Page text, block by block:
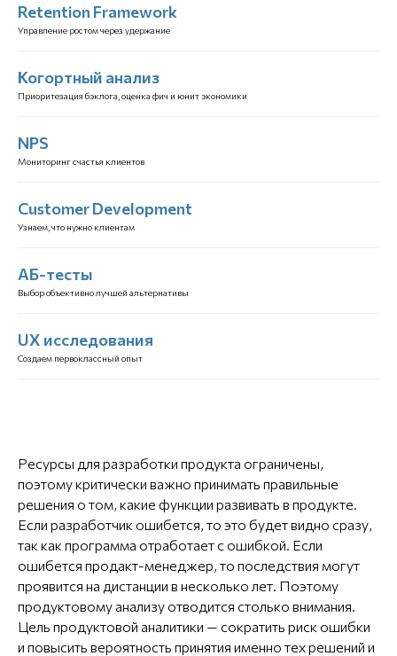
Retention Framework
Управление ростом через удержание
Когортный анализ
Приоритезация бэклога, оценка фич и юнит экономики
NPS
Мониторинг счастья клиентов
Customer Development
Узнаем, что нужно клиентам
АБ-тесты
Выбор объективно лучшей альтернативы
UX исследования
Создаем первоклассный опыт
Ресурсы для разработки продукта ограничены,
поэтому критически важно принимать правильные
решения о том, какие функции развивать в продукте.
Если разработчик ошибется, то это будет видно сразу,
так как программа отработает с ошибкой. Если
ошибется продакт-менеджер, то последствия могут
проявится на дистанции в несколько лет. Поэтому
продуктовому анализу отводится столько внимания.
Цель продуктовой аналитики — сократить риск ошибки
и повысить вероятность принятия именно тех решений и